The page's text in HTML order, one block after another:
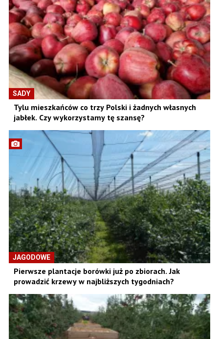
SADY
Tylu mieszkańców co trzy Polski i żadnych własnych
jabłek. Czy wykorzystamy tę szansę?
JAGODOWE
Pierwsze plantacje borówki już po zbiorach. Jak
prowadzić krzewy w najbliższych tygodniach?